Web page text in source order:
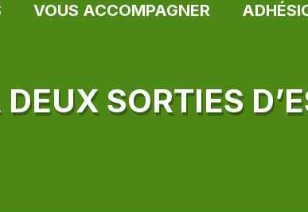
VOUS ACCOMPAGNER
SORTIES